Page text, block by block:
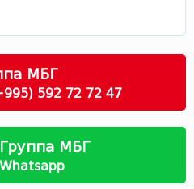
МБГ
592 72 72 47
Группа МБГ
Whatsapp